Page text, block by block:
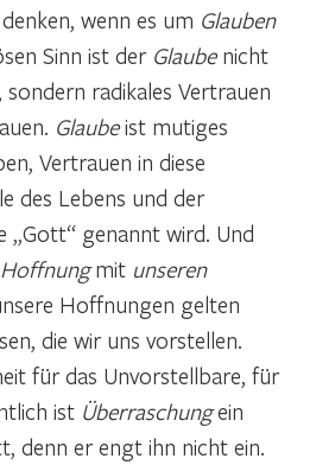
wenn es um Glauben
Sinn ist der Glaube nicht
radikales Vertrauen
Glaubeist mutiges
Vertrauen in diese
des Lebens und der
„Gott“ genannt wird. Und
Hoffnungmit unseren
Hoffnungen gelten
die wir uns vorstellen.
für das Unvorstellbare, für
ist Überraschungein
denn er engt ihn nicht ein.